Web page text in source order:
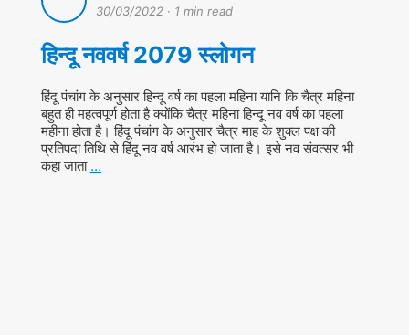
30/03/2022· 1 min read
हिन्दू नववर्ष 2079 स्लोगन
हिंदू पंचांग के अनुसार हिन्दू वर्ष का पहला महिना यानि कि चैत्र महिना
बहुत ही महत्वपूर्ण होता है क्योंकि चैत्र महिना हिन्दू नव वर्ष का पहला
महीना होता है। हिंदू पंचांग के अनुसार चैत्र माह के शुक्ल पक्ष की
प्रतिपदा तिथि से हिंदू नव वर्ष आरंभ हो जाता है। इसे नव संवत्सर भी
कहा जाता …